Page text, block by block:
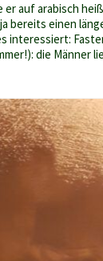
er auf arabisch
bereits einen
interessiert:
die Männer